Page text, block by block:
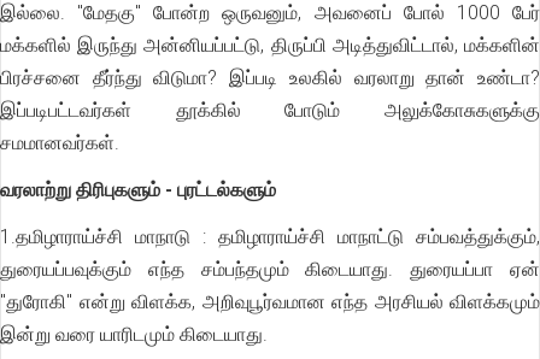
இல்லை. "மேதகு" போன்ற ஒருவனும், அவனைப் போல் 1000 பேர்
மக்களில் இருந்து அன்னியப்பட்டு, திருப்பி அடித்துவிட்டால், மக்களின்
பிரச்சனை தீர்ந்து விடுமா? இப்படி உலகில் வரலாறு தான் உண்டா?
இப்படிபட்டவர்கள் தூக்கில் போடும் அலுக்கோசுகளுக்கு
சமமானவர்கள்.
வரலாற்று திரிபுகளும் - புரட்டல்களும்
1.தமிழாராய்ச்சி மாநாடு : தமிழாராய்ச்சி மாநாட்டு சம்பவத்துக்கும்,
துரையப்பவுக்கும் எந்த சம்பந்தமும் கிடையாது. துரையப்பா ஏன்
"துரோகி" என்று விளக்க, அறிவுபூர்வமான எந்த அரசியல் விளக்கமும்
இன்று வரை யாரிடமும் கிடையாது.